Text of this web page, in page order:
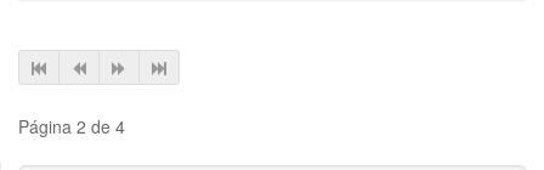
Página 2 de 4